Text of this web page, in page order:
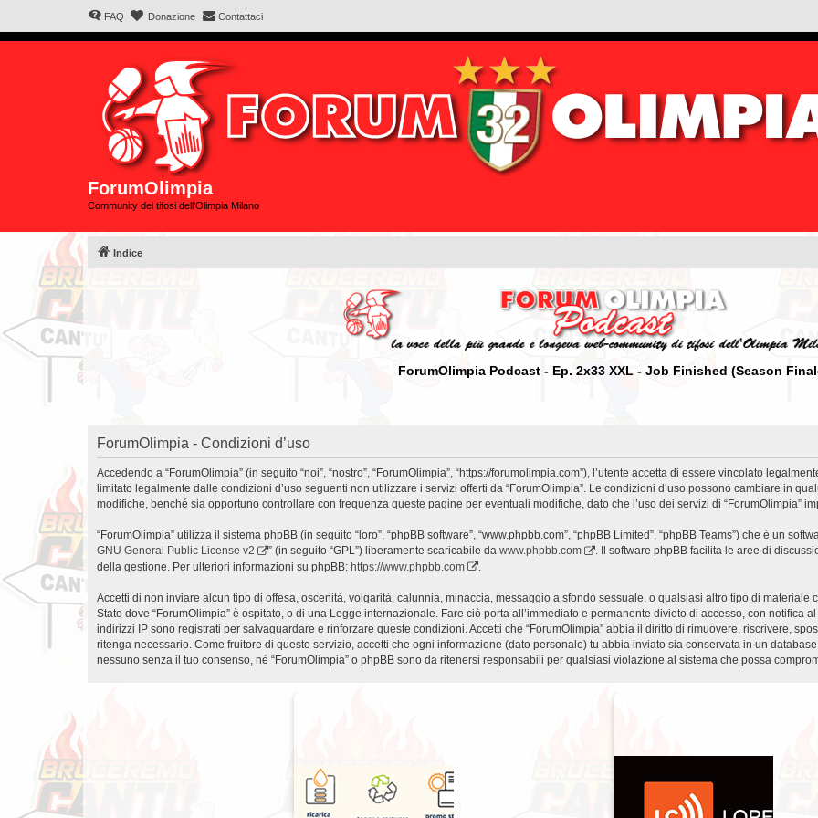
FAQ Donazione Contattaci
ForumOlimpia
Community dei tifosi dell'Olimpia Milano
Indice
ForumOlimpia Podcast - Ep. 2x33 XXL - Job Finished (Season
ForumOlimpia - Condizioni d’uso
Accedendo a “ForumOlimpia” (in seguito “noi”, “nostro”, “ForumOlimpia”, “https://forumolimpia.com”), l’utente accetta di essere vincolato
limitato legalmente dalle condizioni d’uso seguenti non utilizzare i servizi offerti da “ForumOlimpia”. Le condizioni d’uso possono cambiare in
modifiche, benché sia opportuno controllare con frequenza queste pagine per eventuali modifiche, dato che l’uso dei servizi di “ForumOlimpia”
“ForumOlimpia” utilizza il sistema phpBB (in seguito “loro”, “phpBB software”, “www.phpbb.com”, “phpBB Limited”, “phpBB Teams”) che è un
GNU General Public License v2
” (in seguito “GPL”) liberamente scaricabile da www.phpbb.com
. Il software phpBB facilita le aree di
della gestione. Per ulteriori informazioni su phpBB: https://www.phpbb.com
Accetti di non inviare alcun tipo di offesa, oscenità, volgarità, calunnia, minaccia, messaggio a sfondo sessuale, o qualsiasi altro tipo di
Stato dove “ForumOlimpia” è ospitato, o di una Legge internazionale. Fare ciò porta all’immediato e permanente divieto di accesso, con notifica
indirizzi IP sono registrati per salvaguardare e rinforzare queste condizioni. Accetti che “ForumOlimpia” abbia il diritto di rimuovere, riscrivere,
ritenga necessario. Come fruitore di questo servizio, accetti che ogni informazione (dato personale) tu abbia inviato sia conservata in un
nessuno senza il tuo consenso, né “ForumOlimpia” o phpBB sono da ritenersi responsabili per qualsiasi violazione al sistema che possa